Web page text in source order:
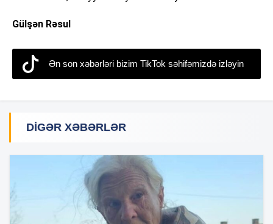
Gülşən Rəsul
Ən son xəbərləri bizim TikTok səhifəmizdə izləyin
DIGƏR XƏBƏRLƏR